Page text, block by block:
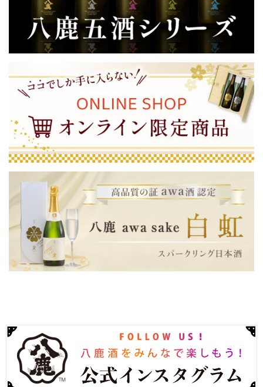
300ml、1800ml
アルコール度数 25度
麦焼酎（国内製造)、醸造アルコール、かぼす果汁、
果糖ぶどう糖液糖、砂糖／着色料(カラメル色素)、